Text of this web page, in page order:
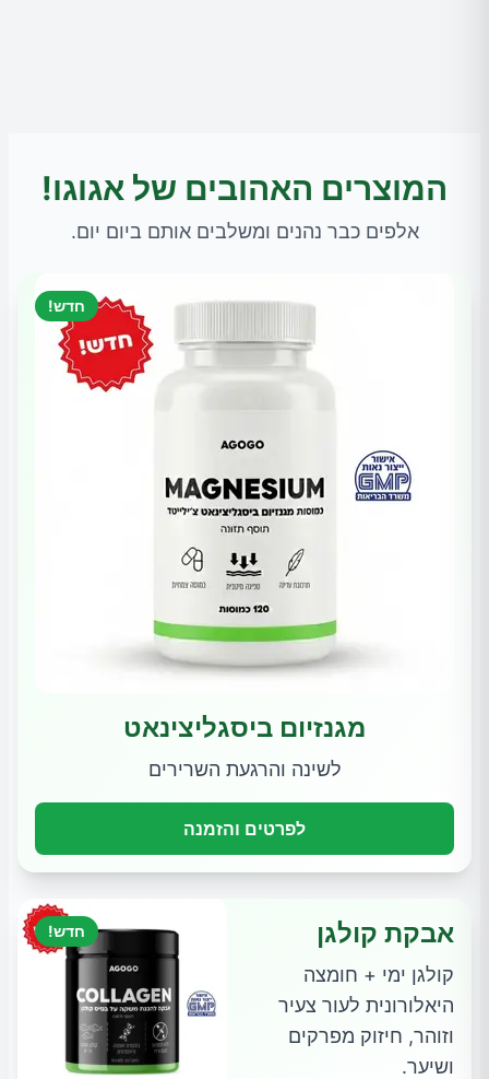
המוצרים האהובים של אגוגו!
אלפים כבר נהנים ומשלבים אותם ביום יום.
חדש!
מגנזיום ביסגליצינאט
לשינה והרגעת השרירים
לפרטים והזמנה
חדש! אבקת קולגן
קולגן ימי + חומצה
היאלורונית לעור צעיר
וזוהר, חיזוק מפרקים
ושיער.